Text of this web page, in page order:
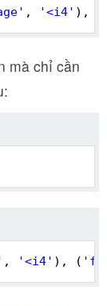
, '<i4' ), (
mà chỉ cần
, '<i4' ), (